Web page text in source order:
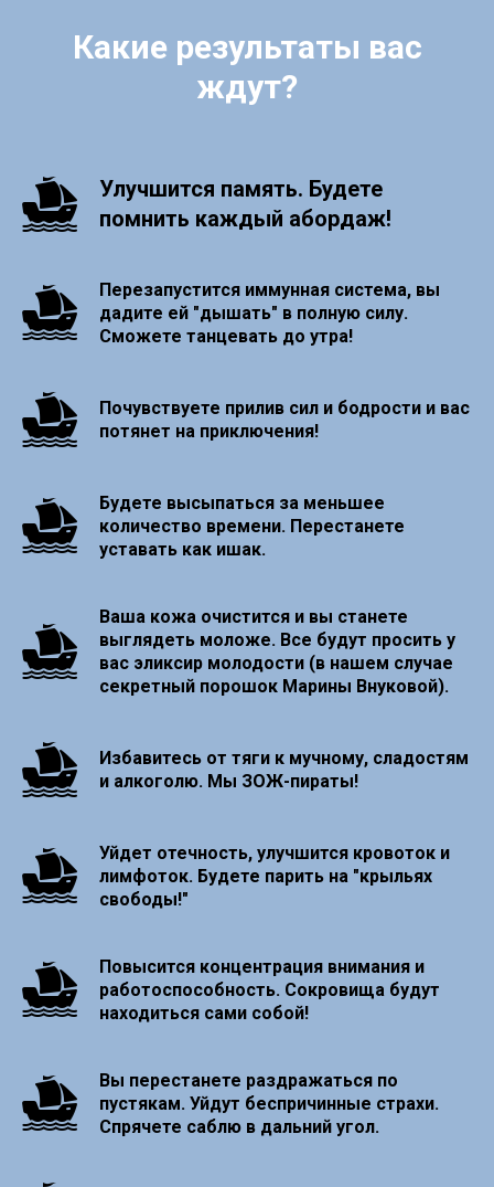
Какие результаты вас
ждут?
Улучшится память. Будете
помнить каждый абордаж!
Перезапустится иммунная система, вы
дадите ей "дышать" в полную силу.
Сможете танцевать до утра!
Почувствуете прилив сил и бодрости и вас
потянет на приключения!
Будете высыпаться за меньшее
количество времени. Перестанете
уставать как ишак.
Ваша кожа очистится и вы станете
выглядеть моложе. Все будут просить у
вас эликсир молодости (в нашем случае
секретный порошок Марины Внуковой).
Избавитесь от тяги к мучному, сладостям
и алкоголю. Мы ЗОЖ-пираты!
Уйдет отечность, улучшится кровоток и
лимфоток. Будете парить на "крыльях
свободы!"
Повысится концентрация внимания и
работоспособность. Сокровища будут
находиться сами собой!
Вы перестанете раздражаться по
пустякам. Уйдут беспричинные страхи.
Спрячете саблю в дальний угол.